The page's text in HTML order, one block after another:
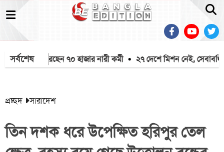
সর্বশেষ
ফিরেছেন ৭০ হাজার নারী কর্মী ২৭ দেশে মিশন নেই, সেবাবঞ্চিত ৫৬
প্রচ্ছদ সারাদেশ
তিন দশক ধরে উপেক্ষিত হরিপুর তেল